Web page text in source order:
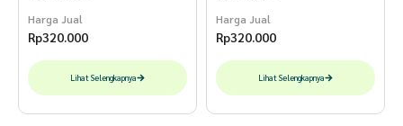
Harga Jual
Rp320.000
Lihat Selengkapnya
Harga Jual
Rp320.000
Lihat Selengkapnya